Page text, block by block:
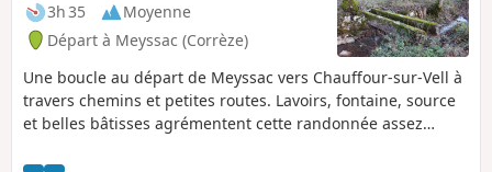
3h 35
Moyenne
Départ à Meyssac (Corrèze)
Une boucle au départ de Meyssac vers Chauffour-sur-Vell à
travers chemins et petites routes. Lavoirs, fontaine, source
et belles bâtisses agrémentent cette randonnée assez